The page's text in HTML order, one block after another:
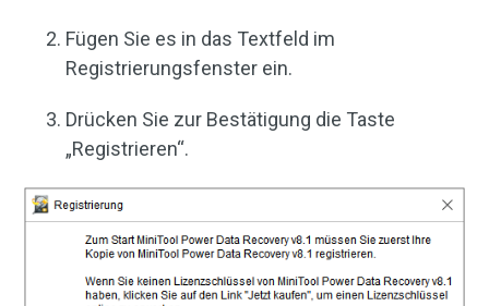
Fügen Sie es in das Textfeld im
Registrierungsfenster ein.
Drücken Sie zur Bestätigung die Taste
„Registrieren“.